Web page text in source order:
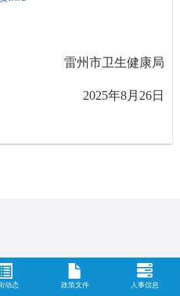
雷州市卫生健康局
2025年8月26日
动态 政策文件 人事信息